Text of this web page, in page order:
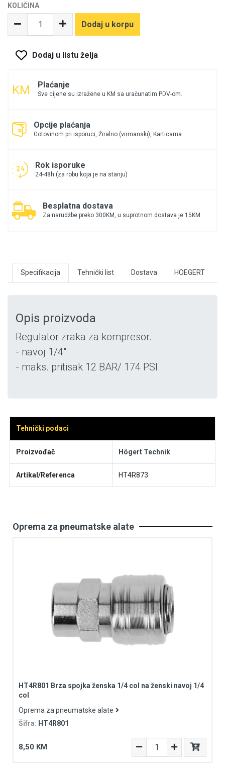
KOLIČINA
Dodaj u korpu
Dodaj u listu želja
Plaćanje
Sve cijene su izražene u KM sa uračunatim PDV-om.
Opcije plaćanja
Gotovinom pri isporuci, Žiralno (virmanski), Karticama
Rok isporuke
24-48h (za robu koja je na stanju)
Besplatna dostava
Za narudžbe preko 300KM, u suprotnom dostava je 15KM
Specifikacija Tehnički list Dostava HOEGERT
Opis proizvoda
Regulator zraka za kompresor.
- navoj 1/4"
- maks. pritisak 12 BAR/ 174 PSI
Tehnički podaci
Proizvođač Högert Technik
Artikal/Referenca HT4R873
Oprema za pneumatske alate
HT4R801 Brza spojka ženska 1/4 col na ženski navoj 1/4
col
Oprema za pneumatske alate
Šifra: HT4R801
8,50 KM